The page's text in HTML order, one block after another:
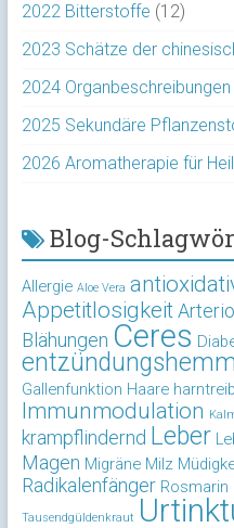
2022 Bitterstoffe (12)
2023 Schätze der
2024
2025 Sekundäre
2026 Aromatherapie für
Blog-
Allergie Aloe Vera
Appetitlosigkeit
Blähungen Ceres
Gallenfunktion Haare
Immunmodulation
krampflindernd Leber
Magen Migräne Milz
Radikalenfänger Rosmarin
Tausendgüldenkraut